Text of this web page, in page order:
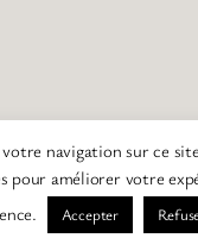
navigation sur ce
pour améliorer votre
Accepter